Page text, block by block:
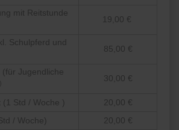
mit Reitstunde
19,00 €
Schulpferd und
85,00 €
Jugendliche
30,00 €
Std / Woche )
20,00 €
/ Woche)
20,00 €